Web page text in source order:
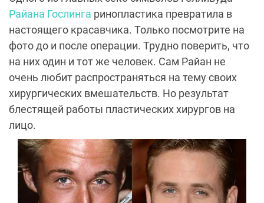
Райана Гослинга ринопластика превратила в
настоящего красавчика. Только посмотрите на
фото до и после операции. Трудно поверить, что
на них один и тот же человек. Сам Райан не
очень любит распространяться на тему своих
хирургических вмешательств. Но результат
блестящей работы пластических хирургов на
лицо.